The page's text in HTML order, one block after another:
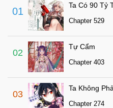
01
Ta Có 90 Tỷ
Chapter 529
02
Tự Cẩm
Chapter 403
03
Ta Không
Chapter 274